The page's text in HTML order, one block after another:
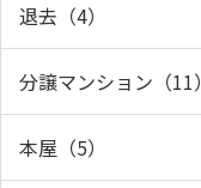
退去（4）
分譲マンション（11）
本屋（5）